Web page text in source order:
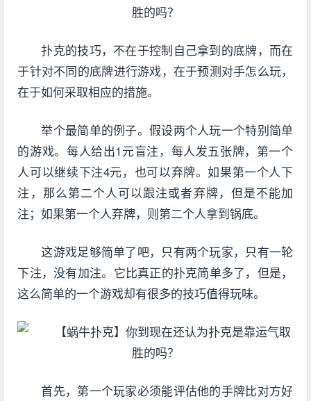
扑克的技巧，不在于控制自己拿到的底牌，而在
于针对不同的底牌进行游戏，在于预测对手怎么玩，
在于如何采取相应的措施。
举个最简单的例子。假设两个人玩一个特别简单
的游戏。每人给出1元盲注，每人发五张牌，第一个
人可以继续下注4元，也可以弃牌。如果第一个人下
注，那么第二个人可以跟注或者弃牌，但是不能加
注；如果第一个人弃牌，则第二个人拿到锅底。
这游戏足够简单了吧，只有两个玩家，只有一轮
下注，没有加注。它比真正的扑克简单多了，但是，
这么简单的一个游戏却有很多的技巧值得玩味。
首先，第一个玩家必须能评估他的手牌比对方好